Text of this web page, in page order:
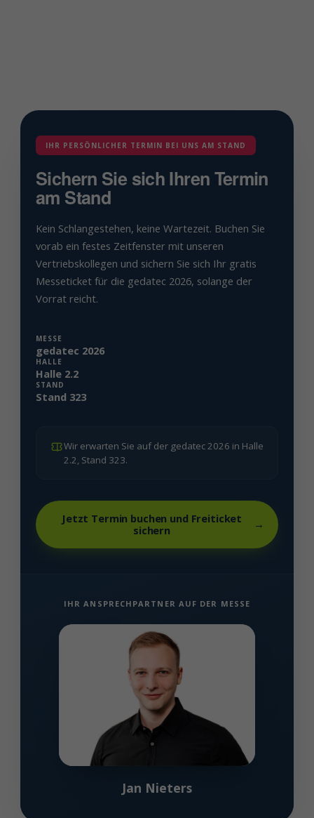
IHR ANSPRECHPARTNER AUF DER MESSE
Jan Nieters
IHR PERSÖNLICHER TERMIN BEI UNS AM STAND
Sichern Sie sich Ihren Termin
am Stand
Kein Schlangestehen, keine Wartezeit. Buchen Sie
vorab ein festes Zeitfenster mit unseren
Vertriebskollegen und sichern Sie sich Ihr gratis
Messeticket für die gedatec 2026, solange der
Vorrat reicht.
MESSE
gedatec 2026
HALLE
Halle 2.2
STAND
Stand 323
Wir erwarten Sie auf der gedatec 2026 in Halle
2.2, Stand 323.
Jetzt Termin buchen und Freiticket
sichern
→